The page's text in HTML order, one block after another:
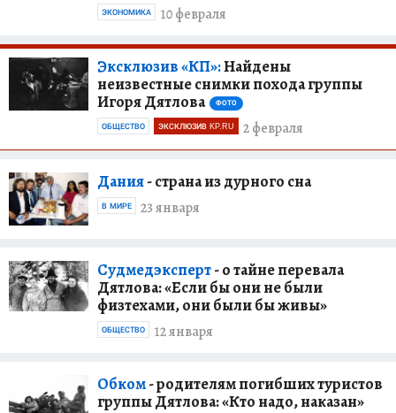
10 февраля
ЭКОНОМИКА
Эксклюзив «КП»:Найдены
неизвестные снимки похода группы
Игоря Дятлова
ФОТО
2 февраля
ОБЩЕСТВО ЭКСКЛЮЗИВ KP.RU
Дания- страна из дурного сна
23 января
В МИРЕ
Судмедэксперт- о тайне перевала
Дятлова: «Если бы они не были
физтехами, они были бы живы»
12 января
ОБЩЕСТВО
Обком- родителям погибших туристов
группы Дятлова: «Кто надо, наказан»